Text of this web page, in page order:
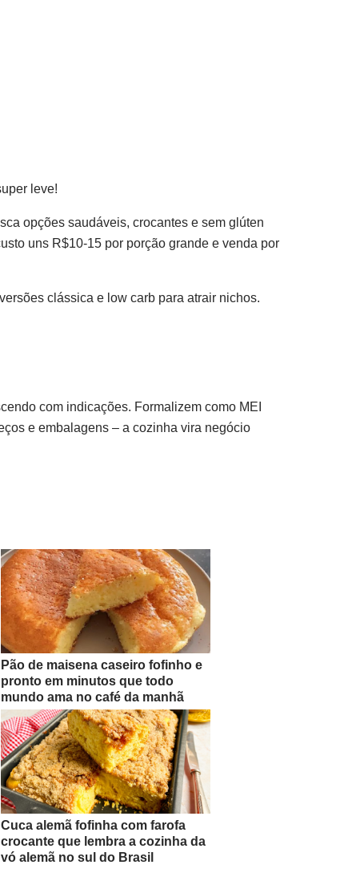
leve!
opções saudáveis, crocantes e sem glúten
uns R$10-15 por porção grande e venda por
clássica e low carb para atrair nichos.
com indicações. Formalizem como MEI
e embalagens – a cozinha vira negócio
Pão de maisena caseiro fofinho e
pronto em minutos que todo
mundo ama no café da manhã
Cuca alemã fofinha com farofa
crocante que lembra a cozinha da
vó alemã no sul do Brasil